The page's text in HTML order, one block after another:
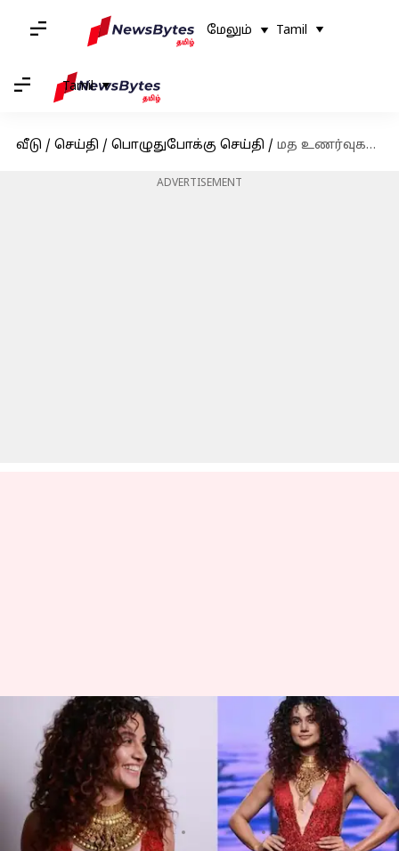
மேலும் Tamil
Tamil
வீடு / செய்தி / பொழுதுபோக்கு செய்தி / மத உணர்வுகளை புண்படுத்திய குற்றத்துக்காக, நடிகை டாப்ஸி மீது புகார்
ADVERTISEMENT
மத உணர்வுகளை
புண்படுத்திய
குற்றத்துக்காக, நடிகை
டாப்ஸி மீது புகார்
எழுதியவர் Venkatalakshmi V Mar 29, 2023 09:50 am